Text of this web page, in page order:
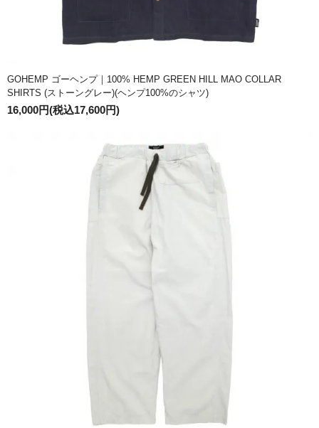
GOHEMP ゴーヘンプ｜100% HEMP GREEN HILL MAO COLLAR
SHIRTS (ストーングレー)(ヘンプ100%のシャツ)
16,000円(税込17,600円)